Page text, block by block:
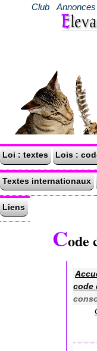
Club Annonces
Loi : textes Lois :
Textes internationaux
Liens
Code
code